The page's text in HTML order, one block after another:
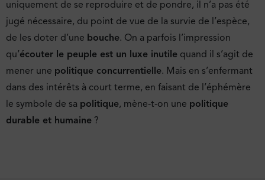
uniquement de se reproduire et de pondre, il n’a pas été
jugé nécessaire, du point de vue de la survie de l’espèce,
de les doter d’une bouche. On a parfois l’impression
qu’écouter le peuple est un luxe inutile quand il s’agit de
mener une politique concurrentielle. Mais en s’enfermant
dans des intérêts à court terme, en faisant de l’éphémère
le symbole de sa politique, mène-t-on une politique
durable et humaine ?